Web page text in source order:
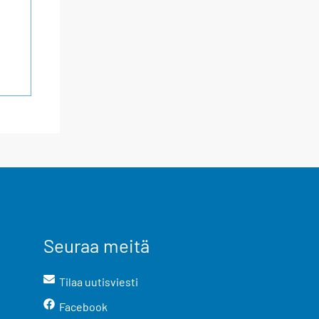
Seuraa meitä
Tilaa uutisviesti
Facebook